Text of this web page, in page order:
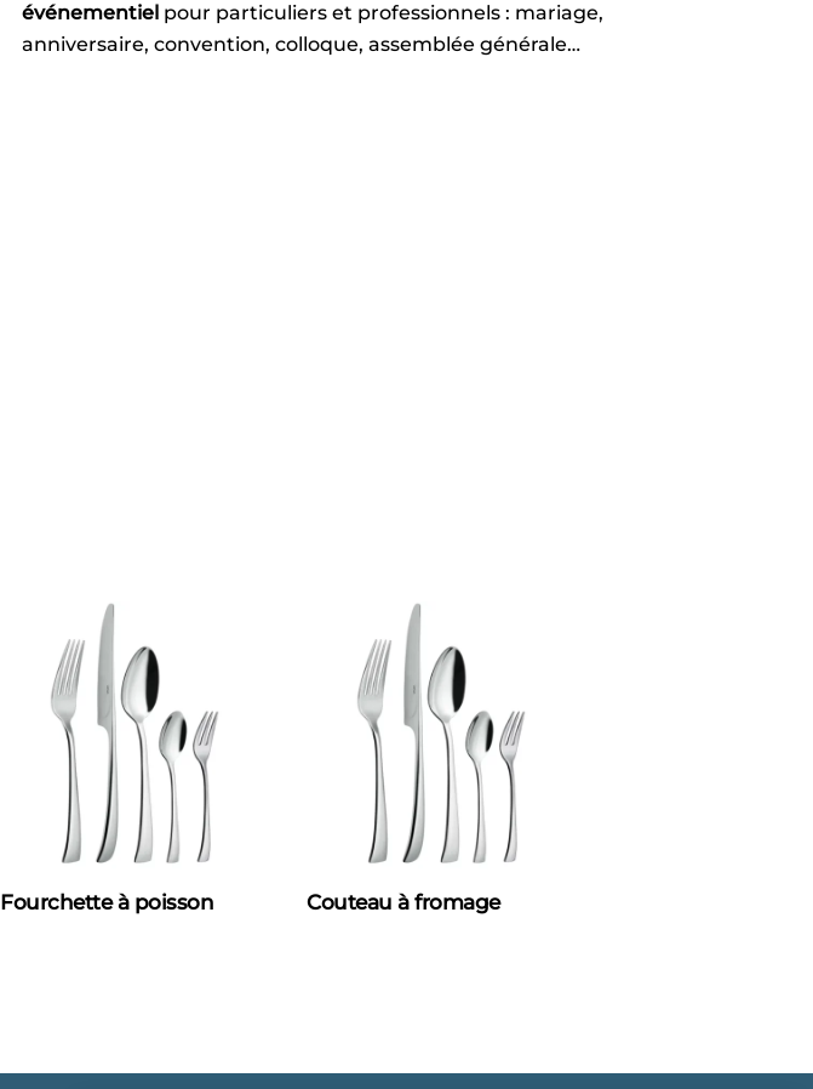
événementiel pour particuliers et professionnels : mariage,
anniversaire, convention, colloque, assemblée générale…
Fourchette à poisson Couteau à fromage